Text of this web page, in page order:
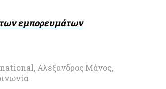
των εμπορευμάτων
, Αλέξανδρος Μάνος,